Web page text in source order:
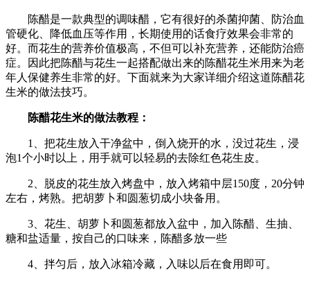
陈醋是一款典型的调味醋，它有很好的杀菌抑菌、防治血
管硬化、降低血压等作用，长期使用的话食疗效果会非常的
好。而花生的营养价值极高，不但可以补充营养，还能防治癌
症。因此把陈醋与花生一起搭配做出来的陈醋花生米用来为老
年人保健养生非常的好。下面就来为大家详细介绍这道陈醋花
生米的做法技巧。
陈醋花生米的做法教程：
1、把花生放入干净盆中，倒入烧开的水，没过花生，浸
泡1个小时以上，用手就可以轻易的去除红色花生皮。
2、脱皮的花生放入烤盘中，放入烤箱中层150度，20分钟
左右，烤熟。把胡萝卜和圆葱切成小块备用。
3、花生、胡萝卜和圆葱都放入盆中，加入陈醋、生抽、
糖和盐适量，按自己的口味来，陈醋多放一些
4、拌匀后，放入冰箱冷藏，入味以后在食用即可。